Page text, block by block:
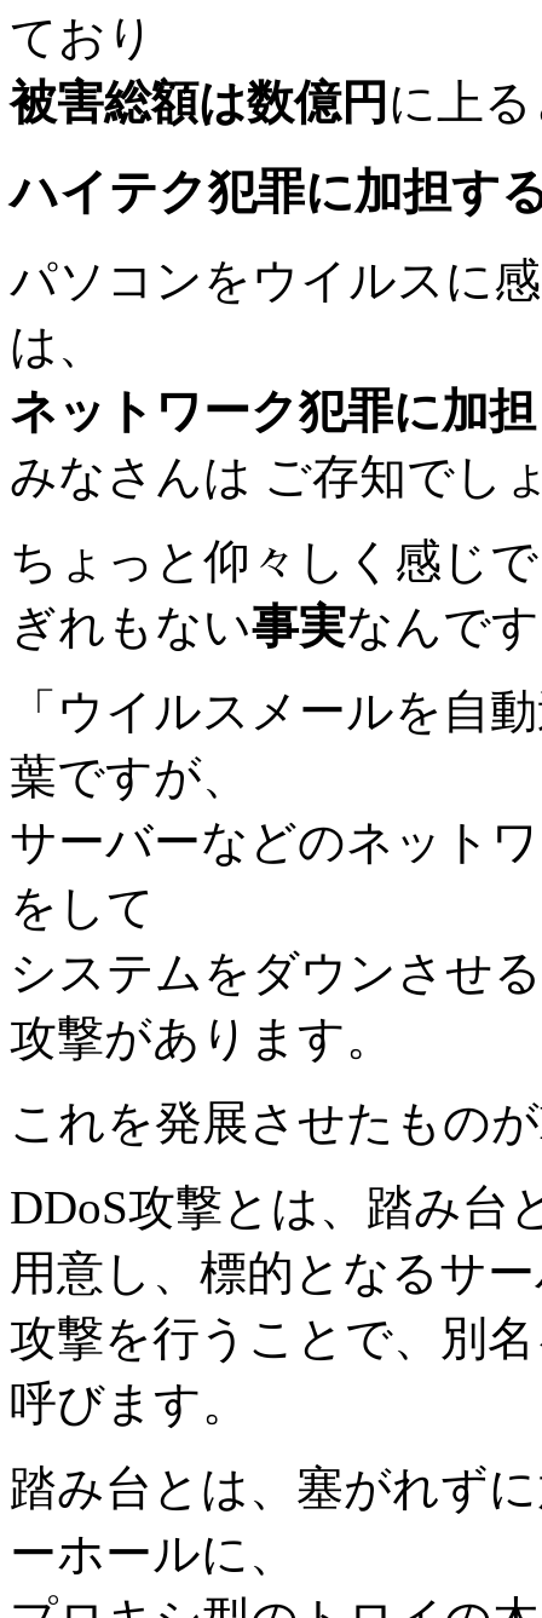
ており
被害総額は数億円 に上
ハイテク犯罪に加担す
パソコンをウイルスに
は、
ネットワーク犯罪に加
みなさんは ご存知でし
ちょっと仰々しく感じ
ぎれもない事実なんで
「ウイルスメールを自
葉ですが、
サーバーなどのネット
をして
システムをダウンさせ
攻撃があります。
これを発展させたものが
DDoS攻撃とは、踏み台
用意し、標的となるサ
攻撃を行うことで、別
呼びます。
踏み台とは、塞がれず
ーホールに、